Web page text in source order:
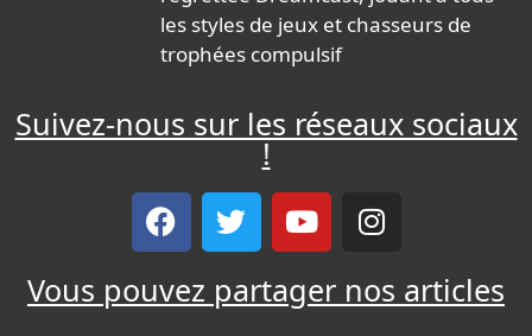
les styles de jeux et chasseurs de
trophées compulsif
Suivez-nous sur les réseaux sociaux
!
Vous pouvez partager nos articles